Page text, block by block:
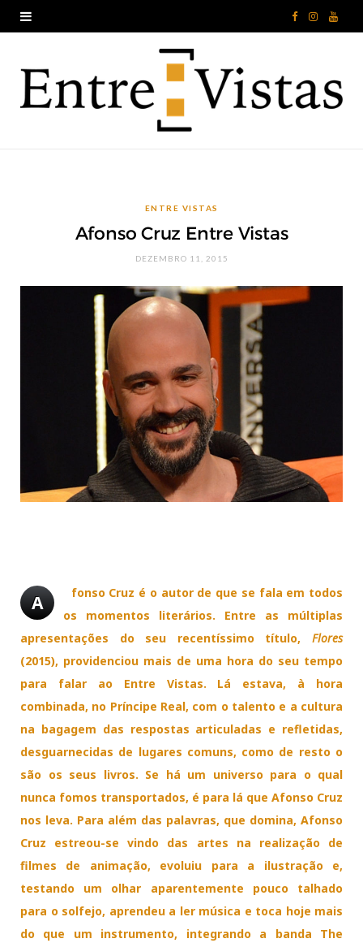
F
c
I Y
u
ENTRE VISTAS
Afonso Cruz Entre Vistas
DEZEMBRO 11, 2015
A
fonso Cruz é o autor de que se fala em todos
os momentos literários. Entre as múltiplas
apresentações do seu recentíssimo título, Flores
(2015), providenciou mais de uma hora do seu tempo
para falar ao Entre Vistas. Lá estava, à hora
combinada, no Príncipe Real, com o talento e a cultura
na bagagem das respostas articuladas e refletidas,
desguarnecidas de lugares comuns, como de resto o
são os seus livros. Se há um universo para o qual
nunca fomos transportados, é para lá que Afonso Cruz
nos leva. Para além das palavras, que domina, Afonso
Cruz estreou-se vindo das artes na realização de
filmes de animação, evoluiu para a ilustração e,
testando um olhar aparentemente pouco talhado
para o solfejo, aprendeu a ler música e toca hoje mais
do que um instrumento, integrando a banda The